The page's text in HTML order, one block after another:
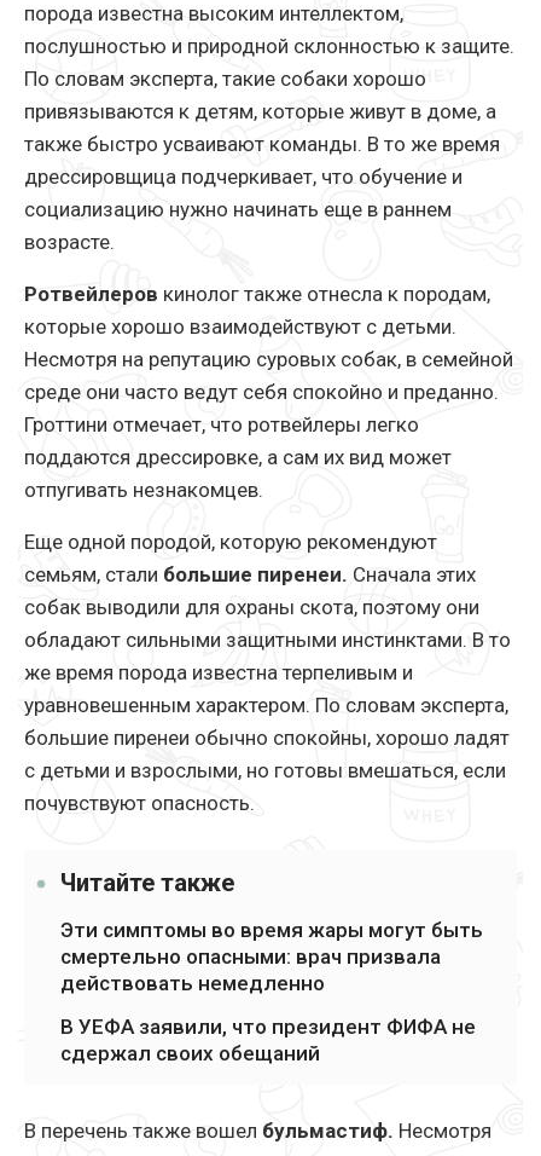
порода известна высоким интеллектом,
послушностью и природной склонностью к защите.
По словам эксперта, такие собаки хорошо
привязываются к детям, которые живут в доме, а
также быстро усваивают команды. В то же время
дрессировщица подчеркивает, что обучение и
социализацию нужно начинать еще в раннем
возрасте.
Ротвейлеров кинолог также отнесла к породам,
которые хорошо взаимодействуют с детьми.
Несмотря на репутацию суровых собак, в семейной
среде они часто ведут себя спокойно и преданно.
Гроттини отмечает, что ротвейлеры легко
поддаются дрессировке, а сам их вид может
отпугивать незнакомцев.
Еще одной породой, которую рекомендуют
семьям, стали большие пиренеи. Сначала этих
собак выводили для охраны скота, поэтому они
обладают сильными защитными инстинктами. В то
же время порода известна терпеливым и
уравновешенным характером. По словам эксперта,
большие пиренеи обычно спокойны, хорошо ладят
с детьми и взрослыми, но готовы вмешаться, если
почувствуют опасность.
Читайте также
Эти симптомы во время жары могут быть
смертельно опасными: врач призвала
действовать немедленно
В УЕФА заявили, что президент ФИФА не
сдержал своих обещаний
В перечень также вошел бульмастиф. Несмотря